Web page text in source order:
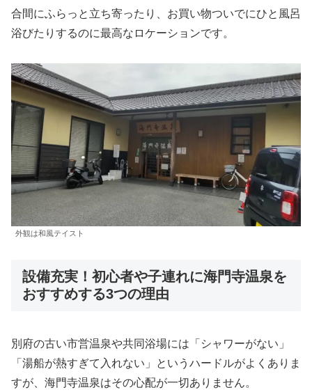
合間にふらっと立ち寄ったり、お買い物ついでにひと風呂
浴びたりするのに最高なロケーションです。
外観は和風テイスト
設備充実！初心者や子連れに海門寺温泉を
おすすめする3つの理由
別府の古い市営温泉や共同浴場には「シャワーがない」
「湯船が熱すぎて入れない」というハードルがよくありま
すが、海門寺温泉はその心配が一切ありません。